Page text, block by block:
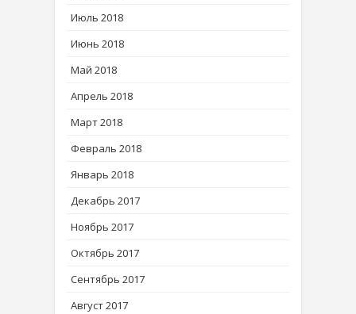
Июль 2018
Июнь 2018
Май 2018
Апрель 2018
Март 2018
Февраль 2018
Январь 2018
Декабрь 2017
Ноябрь 2017
Октябрь 2017
Сентябрь 2017
Август 2017